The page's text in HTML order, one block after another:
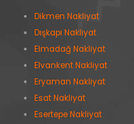
Dikmen Nakliyat
Dışkapı Nakliyat
Elmadağ Nakliyat
Elvankent Nakliyat
Eryaman Nakliyat
Esat Nakliyat
Esertepe Nakliyat